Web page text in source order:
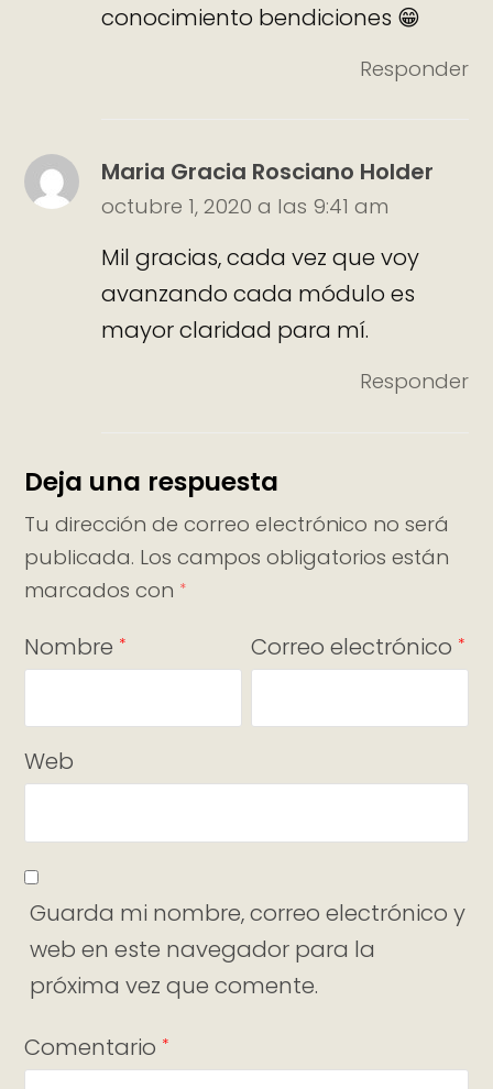
conocimiento bendiciones 😁
Responder
Maria Gracia Rosciano Holder
octubre 1, 2020 a las 9:41 am
Mil gracias, cada vez que voy
avanzando cada módulo es
mayor claridad para mí.
Responder
Deja una respuesta
Tu dirección de correo electrónico no será
publicada. Los campos obligatorios están
marcados con *
Nombre * Correo electrónico *
Web
Guarda mi nombre, correo electrónico y
web en este navegador para la
próxima vez que comente.
Comentario *